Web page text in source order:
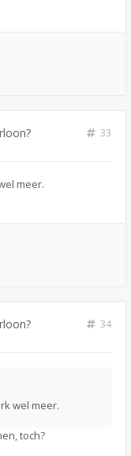
33
meer.
34
wel meer.
toch?